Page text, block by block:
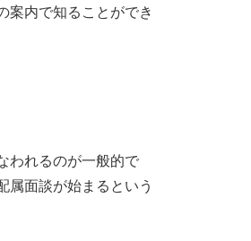
案内で知ることができ
われるのが一般的で
属面談が始まるという